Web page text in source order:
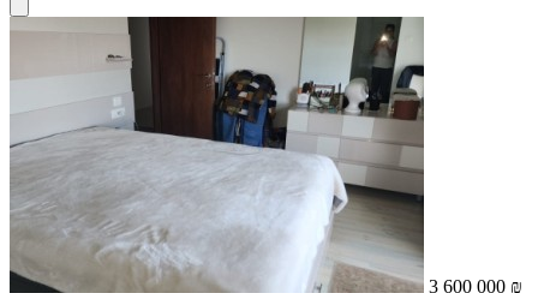
3 600 000 ₪